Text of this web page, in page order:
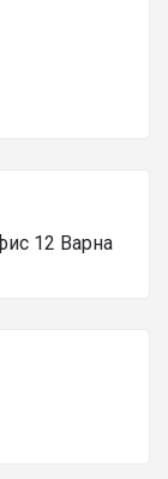
12 Варна